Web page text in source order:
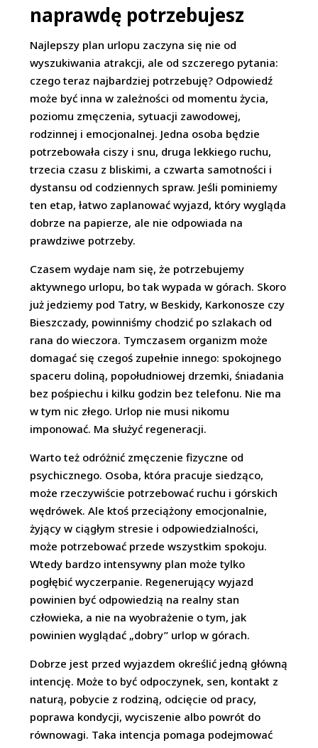
naprawdę potrzebujesz
Najlepszy plan urlopu zaczyna się nie od
wyszukiwania atrakcji, ale od szczerego pytania:
czego teraz najbardziej potrzebuję? Odpowiedź
może być inna w zależności od momentu życia,
poziomu zmęczenia, sytuacji zawodowej,
rodzinnej i emocjonalnej. Jedna osoba będzie
potrzebowała ciszy i snu, druga lekkiego ruchu,
trzecia czasu z bliskimi, a czwarta samotności i
dystansu od codziennych spraw. Jeśli pominiemy
ten etap, łatwo zaplanować wyjazd, który wygląda
dobrze na papierze, ale nie odpowiada na
prawdziwe potrzeby.
Czasem wydaje nam się, że potrzebujemy
aktywnego urlopu, bo tak wypada w górach. Skoro
już jedziemy pod Tatry, w Beskidy, Karkonosze czy
Bieszczady, powinniśmy chodzić po szlakach od
rana do wieczora. Tymczasem organizm może
domagać się czegoś zupełnie innego: spokojnego
spaceru doliną, popołudniowej drzemki, śniadania
bez pośpiechu i kilku godzin bez telefonu. Nie ma
w tym nic złego. Urlop nie musi nikomu
imponować. Ma służyć regeneracji.
Warto też odróżnić zmęczenie fizyczne od
psychicznego. Osoba, która pracuje siedząco,
może rzeczywiście potrzebować ruchu i górskich
wędrówek. Ale ktoś przeciążony emocjonalnie,
żyjący w ciągłym stresie i odpowiedzialności,
może potrzebować przede wszystkim spokoju.
Wtedy bardzo intensywny plan może tylko
pogłębić wyczerpanie. Regenerujący wyjazd
powinien być odpowiedzią na realny stan
człowieka, a nie na wyobrażenie o tym, jak
powinien wyglądać „dobry” urlop w górach.
Dobrze jest przed wyjazdem określić jedną główną
intencję. Może to być odpoczynek, sen, kontakt z
naturą, pobycie z rodziną, odcięcie od pracy,
poprawa kondycji, wyciszenie albo powrót do
równowagi. Taka intencja pomaga podejmować